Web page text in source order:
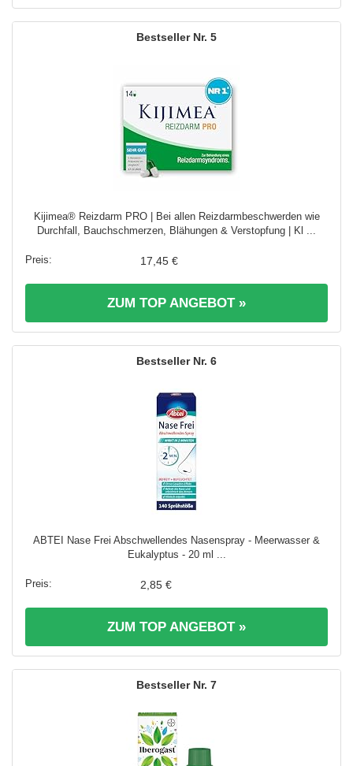
5
Kijimea® Reizdarm PRO | Bei allen Reizdarmbeschwerden wie
Durchfall, Bauchschmerzen, Blähungen & Verstopfung | Kl ...
17,45 €
ZUM TOP ANGEBOT »
6
ABTEI Nase Frei Abschwellendes Nasenspray - Meerwasser &
Eukalyptus - 20 ml ...
2,85 €
ZUM TOP ANGEBOT »
7